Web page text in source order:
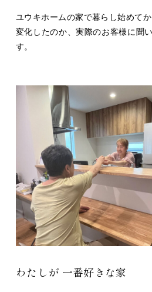
ユウキホームの家で暮らし始めてか
変化したのか、実際のお客様に聞
す。
わたしが 一番好きな家